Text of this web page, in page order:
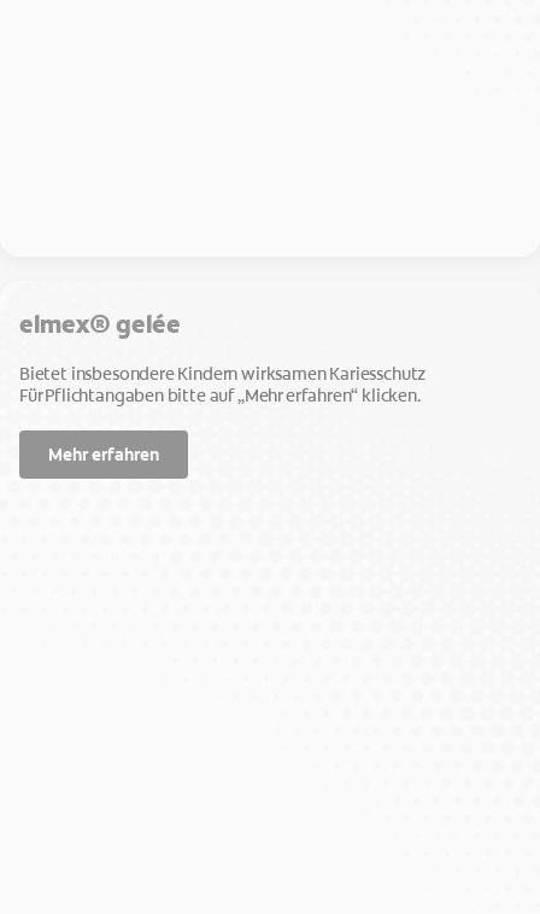
elmex® gelée
Bietet insbesondere Kindern wirksamen Kariesschutz
Für Pflichtangaben bitte auf „Mehr erfahren“ klicken.
Mehr erfahren